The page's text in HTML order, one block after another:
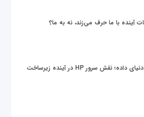
آینده با ما حرف می‌زند، نه به ما؟
زیر پوست دنیای داده؛ نقش سرور HP در آینده زیرساخت